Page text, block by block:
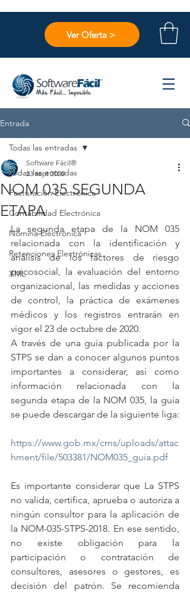
Ver Oferta >
Entrada
Todas las entradas
Facturación Electrónica
Contabilidad Electrónica
Nómina Electrónica
Retenciones Electrónicas
XML
Todas las entradas
NOM 035 SEGUNDA
ETAPA
Software Fácil®
23 sept 2020
La segunda etapa de la NOM 035
relacionada con la identificación y
análisis de los factores de riesgo
psicosocial, la evaluación del entorno
organizacional, las medidas y acciones
de control, la práctica de exámenes
médicos y los registros entrarán en
vigor el 23 de octubre de 2020.
A través de una guía publicada por la
STPS se dan a conocer algunos puntos
importantes a considerar, así como
información relacionada con la
segunda etapa de la NOM 035, la guía
se puede descargar de la siguiente liga:
https://www.gob.mx/cms/uploads/attac
hment/file/503381/NOM035_guia.pdf
Es importante considerar que La STPS
no valida, certifica, aprueba o autoriza a
ningún consultor para la aplicación de
la NOM-035-STPS-2018. En ese sentido,
no existe obligación para la
participación o contratación de
consultores, asesores o gestores, es
decisión del patrón. Se recomienda